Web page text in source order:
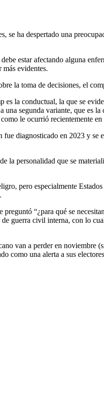
ha despertado una
estar afectando alguna
más evidentes.
la toma de decisiones, el
es la conductual, la que se
segunda variante, que
le ocurrió recientemente en
diagnosticado en 2023 y
la personalidad que se
pero especialmente
“¿para qué se
guerra civil interna, con lo
van a perder en noviembre
como una alerta a sus